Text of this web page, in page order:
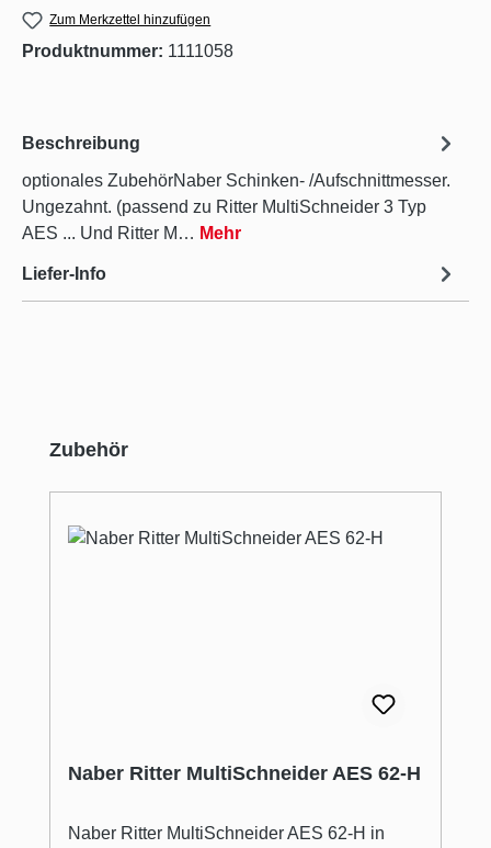
Zum Merkzettel hinzufügen
Produktnummer: 1111058
Beschreibung
optionales ZubehörNaber Schinken- /Aufschnittmesser.
Ungezahnt. (passend zu Ritter MultiSchneider 3 Typ
AES ... Und Ritter M… Mehr
Liefer-Info
Produktgalerie überspringen
Zubehör
Naber Ritter MultiSchneider AES 62-H
Naber Ritter MultiSchneider AES 62-H in